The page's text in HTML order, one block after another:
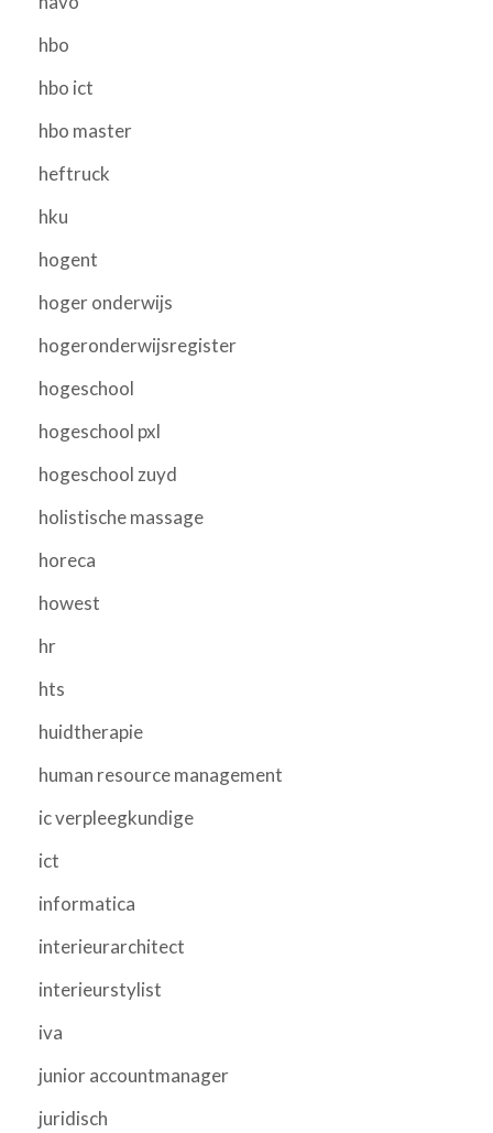
hbo
hbo ict
hbo master
heftruck
hku
hogent
hoger onderwijs
hogeronderwijsregister
hogeschool
hogeschool pxl
hogeschool zuyd
holistische massage
horeca
howest
hr
hts
huidtherapie
human resource management
ic verpleegkundige
ict
informatica
interieurarchitect
interieurstylist
iva
junior accountmanager
juridisch